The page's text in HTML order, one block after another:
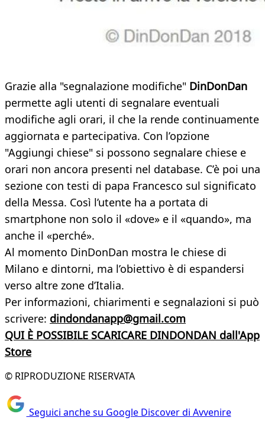
Grazie alla "segnalazione modifiche" DinDonDan
permette agli utenti di segnalare eventuali
modifiche agli orari, il che la rende continuamente
aggiornata e partecipativa. Con l’opzione
"Aggiungi chiese" si possono segnalare chiese e
orari non ancora presenti nel database. C’è poi una
sezione con testi di papa Francesco sul significato
della Messa. Così l’utente ha a portata di
smartphone non solo il «dove» e il «quando», ma
anche il «perché».
Al momento DinDonDan mostra le chiese di
Milano e dintorni, ma l’obiettivo è di espandersi
verso altre zone d’Italia.
Per informazioni, chiarimenti e segnalazioni si può
scrivere: dindondanapp@gmail.com
QUI È POSSIBILE SCARICARE DINDONDAN dall'App
Store
© RIPRODUZIONE RISERVATA
Seguici anche su Google Discover di Avvenire